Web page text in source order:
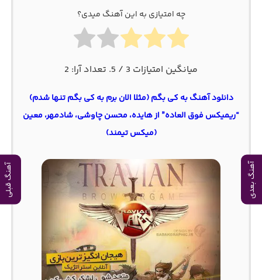
آهنگ بعدی آهنگ قبلی
چه امتیازی به این آهنگ میدی؟
میانگین امتیازات 3 / 5. تعداد آرا: 2
دانلود آهنگ به کی بگم (مثلا الان برم به کی بگم تنها شدم)
“ریمیکس فوق العاده” از هایده، محسن چاوشی، شادمهر، معین
(میکس تیمند)